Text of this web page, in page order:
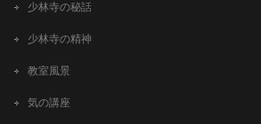
少林寺の秘話
少林寺の精神
教室風景
気の講座